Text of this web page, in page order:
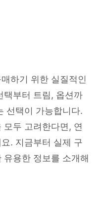
하기 위한 실질적인
택부터 트림, 옵션까
선택이 가능합니다.
두 고려한다면, 연
. 지금부터 실제 구
용한 정보를 소개해